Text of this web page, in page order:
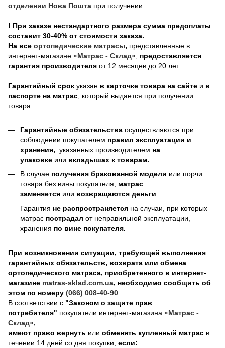
отделении Нова Пошта при получении.
! При заказе нестандартного размера сумма предоплаты
составит 30-40% от стоимости заказа.
На все ортопедические матрасы, представленные в
интернет-магазине «Матрас - Склад» предоставляется
гарантия производителя от 12 месяцев до 20 лет.
Гарантийный срок указан в карточке товара на сайте и в
паспорте на матрас , который выдается при получении
товара.
Гарантийные обязательства осуществляются при
соблюдении покупателем правил эксплуатации и
хранения, указанных производителем на
упаковке или вкладышах к товарам.
В случае получения бракованной модели или порчи
товара без вины покупателя, матрас
заменяется или возвращаются деньги.
Гарантия не распространяется на случаи, при которых
матрас пострадал от неправильной эксплуатации,
хранения по вине покупателя.
При возникновении ситуации, требующей выполнения
гарантийных обязательств, возврата или обмена
ортопедического матраса, приобретенного в интернет-
магазине matras-sklad.com.ua, необходимо сообщить об
этом по номеру (066) 008-40-90
В соответствии с "Законом о защите прав
потребителя" покупатели интернет-магазина «Матрас -
Склад»,
имеют право вернуть или обменять купленный матрас в
течении 14 дней со дня покупки, если: